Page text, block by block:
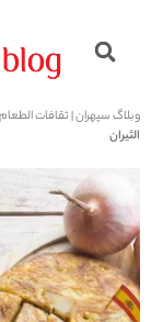
وبلاگ سپهران|ثقافات
الثيران